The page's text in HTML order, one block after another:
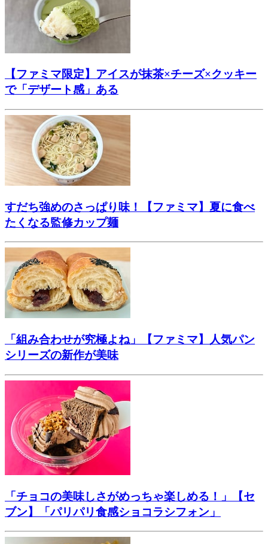
【ファミマ限定】アイスが抹茶×チーズ×クッキー
で「デザート感」ある
すだち強めのさっぱり味！【ファミマ】夏に食べ
たくなる監修カップ麺
「組み合わせが究極よね」【ファミマ】人気パン
シリーズの新作が美味
「チョコの美味しさがめっちゃ楽しめる！」【セ
ブン】「パリパリ食感ショコラシフォン」